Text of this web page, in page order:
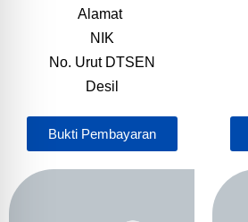
Alamat
NIK
No. Urut DTSEN
Desil
Bukti Pembayaran